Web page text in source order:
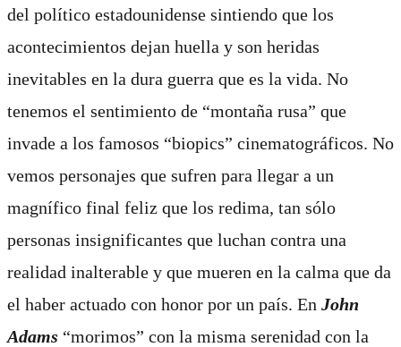
del político estadounidense sintiendo que los
acontecimientos dejan huella y son heridas
inevitables en la dura guerra que es la vida. No
tenemos el sentimiento de “montaña rusa” que
invade a los famosos “biopics” cinematográficos. No
vemos personajes que sufren para llegar a un
magnífico final feliz que los redima, tan sólo
personas insignificantes que luchan contra una
realidad inalterable y que mueren en la calma que da
el haber actuado con honor por un país. En John
Adams “morimos” con la misma serenidad con la